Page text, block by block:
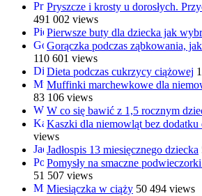
Pryszcze i krosty u dorosłych.
491 002 views
Pierwsze buty dla dziecka jak
Gorączka podczas ząbkowania,
110 601 views
Dieta podczas cukrzycy ciążowej
Muffinki marchewkowe dla
83 106 views
W co się bawić z 1,5 rocznym
Kaszki dla niemowląt bez
views
Jadłospis 13 miesięcznego dziecka
Pomysły na smaczne
51 507 views
Miesiączka w ciąży 50 494 views